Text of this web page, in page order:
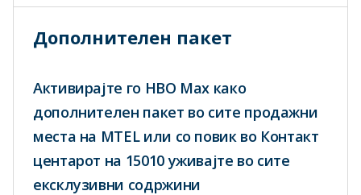
Дополнителен пакет
Aктивирајте го HBO Max како
дополнителен пакет во сите продажни
места на MTEL или со повик во Контакт
центарот на 15010 уживајте во сите
ексклузивни содржини